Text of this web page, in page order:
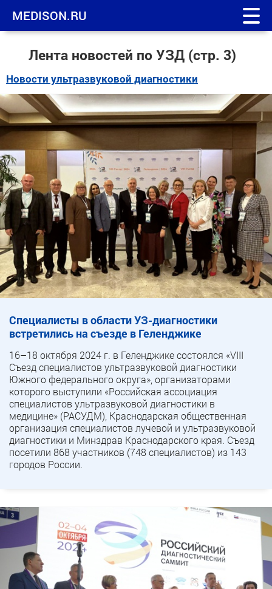
MEDISON.RU
Лента новостей по УЗД (стр. 3)
Новости ультразвуковой диагностики
Специалисты в области УЗ-диагностики
встретились на съезде в Геленджике
16–18 октября 2024 г. в Геленджике состоялся «VIII
Съезд специалистов ультразвуковой диагностики
Южного федерального округа», организаторами
которого выступили «Российская ассоциация
специалистов ультразвуковой диагностики в
медицине» (РАСУДМ), Краснодарская общественная
организация специалистов лучевой и ультразвуковой
диагностики и Минздрав Краснодарского края. Съезд
посетили 868 участников (748 специалистов) из 143
городов России.